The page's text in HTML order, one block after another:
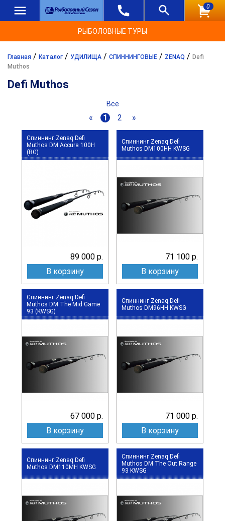
0
РЫБОЛОВНЫЕ ТУРЫ
Главная / Каталог / УДИЛИЩА / СПИННИНГОВЫЕ / ZENAQ / Defi
Muthos
Defi Muthos
Все
« 1 2 »
Спиннинг Zenaq Defi
Muthos DM Accura 100H
(RG)
89 000 р.
В корзину
Спиннинг Zenaq Defi
Muthos DM100HH KWSG
71 100 р.
В корзину
Спиннинг Zenaq Defi
Muthos DM The Mid Game
93 (KWSG)
67 000 р.
В корзину
Спиннинг Zenaq Defi
Muthos DM96HH KWSG
71 000 р.
В корзину
Спиннинг Zenaq Defi
Muthos DM110MH KWSG
Спиннинг Zenaq Defi
Muthos DM The Out Range
93 KWSG